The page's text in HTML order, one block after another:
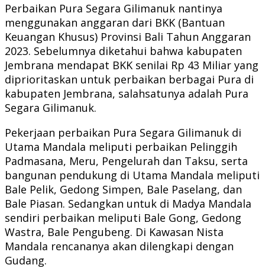
Perbaikan Pura Segara Gilimanuk nantinya
menggunakan anggaran dari BKK (Bantuan
Keuangan Khusus) Provinsi Bali Tahun Anggaran
2023. Sebelumnya diketahui bahwa kabupaten
Jembrana mendapat BKK senilai Rp 43 Miliar yang
diprioritaskan untuk perbaikan berbagai Pura di
kabupaten Jembrana, salahsatunya adalah Pura
Segara Gilimanuk.
Pekerjaan perbaikan Pura Segara Gilimanuk di
Utama Mandala meliputi perbaikan Pelinggih
Padmasana, Meru, Pengelurah dan Taksu, serta
bangunan pendukung di Utama Mandala meliputi
Bale Pelik, Gedong Simpen, Bale Paselang, dan
Bale Piasan. Sedangkan untuk di Madya Mandala
sendiri perbaikan meliputi Bale Gong, Gedong
Wastra, Bale Pengubeng. Di Kawasan Nista
Mandala rencananya akan dilengkapi dengan
Gudang.